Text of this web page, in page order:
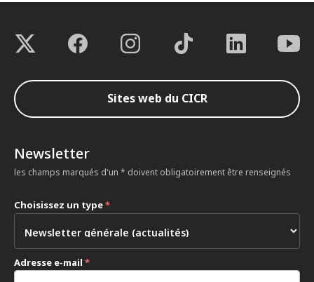
Sites web du CICR
Newsletter
les champs marqués d'un * doivent obligatoirement être renseignés
Choisissez un type*
Adresse e-mail *